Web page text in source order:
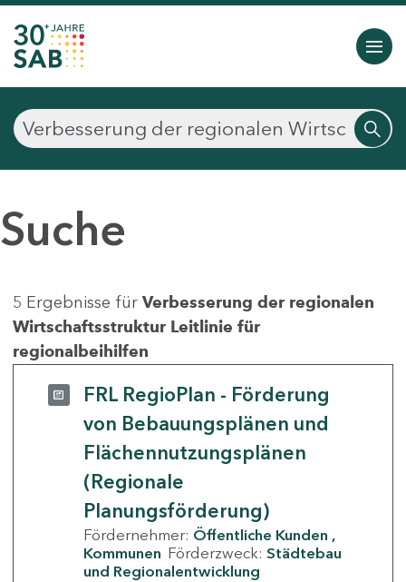
Suche
5 Ergebnisse für Verbesserung der regionalen
Wirtschaftsstruktur Leitlinie für
regionalbeihilfen
FRL RegioPlan - Förderung
von Bebauungsplänen und
Flächennutzungsplänen
(Regionale
Planungsförderung)
Fördernehmer: Öffentliche Kunden
Kommunen Förderzweck: Städtebau
und Regionalentwicklung